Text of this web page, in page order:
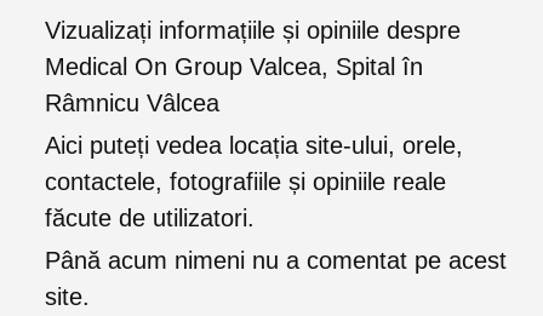
Vizualizați informațiile și opiniile despre
Medical On Group Valcea, Spital în
Râmnicu Vâlcea
Aici puteți vedea locația site-ului, orele,
contactele, fotografiile și opiniile reale
făcute de utilizatori.
Până acum nimeni nu a comentat pe acest
site.